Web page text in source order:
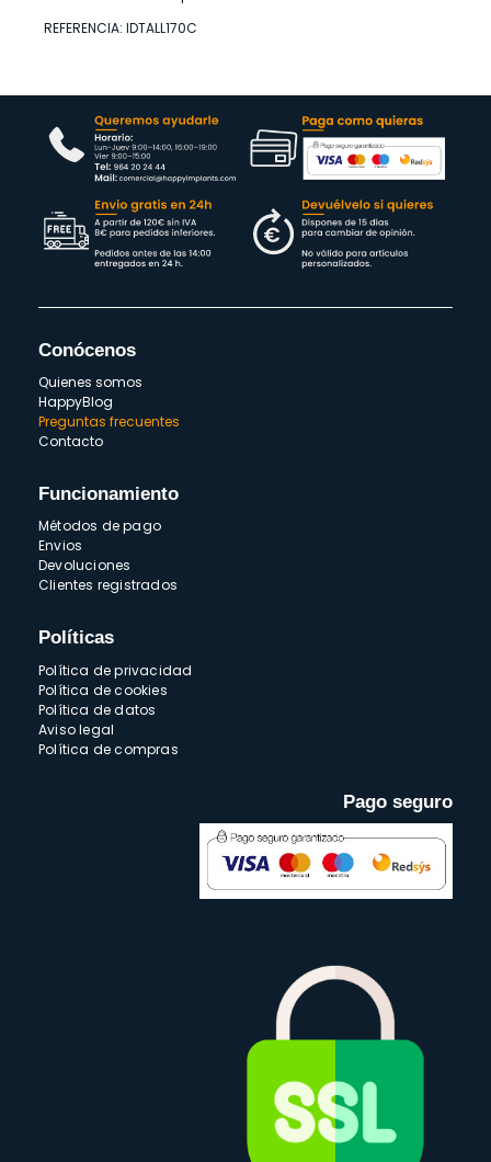
REFERENCIA: IDTALL170C
Conócenos
Quienes somos
HappyBlog
Preguntas frecuentes
Contacto
Funcionamiento
Métodos de pago
Envios
Devoluciones
Clientes registrados
Políticas
Política de privacidad
Política de cookies
Política de datos
Aviso legal
Política de compras
Pago seguro